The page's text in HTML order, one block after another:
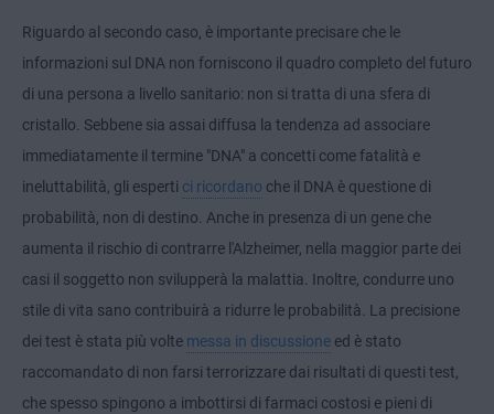
Riguardo al secondo caso, è importante precisare che le
informazioni sul DNA non forniscono il quadro completo del futuro
di una persona a livello sanitario: non si tratta di una sfera di
cristallo. Sebbene sia assai diffusa la tendenza ad associare
immediatamente il termine "DNA" a concetti come fatalità e
ineluttabilità, gli esperti ci ricordano che il DNA è questione di
probabilità, non di destino. Anche in presenza di un gene che
aumenta il rischio di contrarre l'Alzheimer, nella maggior parte dei
casi il soggetto non svilupperà la malattia. Inoltre, condurre uno
stile di vita sano contribuirà a ridurre le probabilità. La precisione
dei test è stata più volte messa in discussione ed è stato
raccomandato di non farsi terrorizzare dai risultati di questi test,
che spesso spingono a imbottirsi di farmaci costosi e pieni di